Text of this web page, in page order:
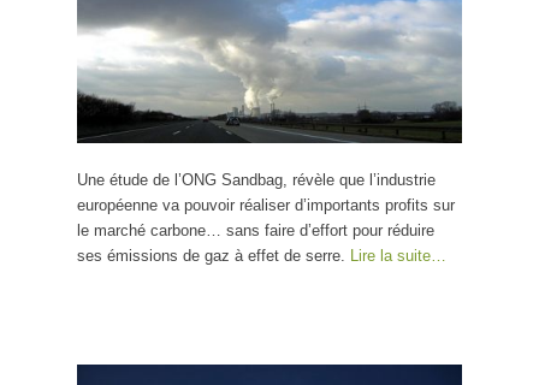
Une étude de l’ONG Sandbag, révèle que l’industrie
européenne va pouvoir réaliser d’importants profits sur
le marché carbone… sans faire d’effort pour réduire
ses émissions de gaz à effet de serre. Lire la suite…